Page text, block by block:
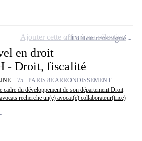
en droit
- Droit, fiscalité
- 75 - PARIS 8E ARRONDISSEMENT
du développement de son département Droit
recherche un(e) avocat(e) collaborateur(trice)
CDINon renseigné
Ajouter cette offre à ma sélection